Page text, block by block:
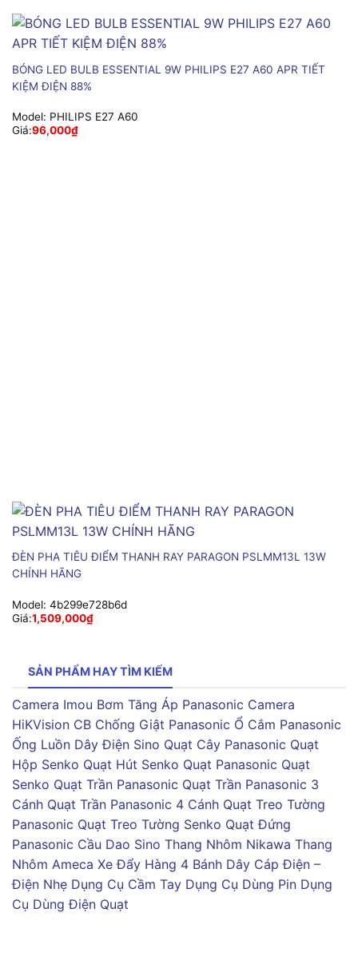
BÓNG LED BULB ESSENTIAL 9W PHILIPS E27 A60 APR TIẾT
KIỆM ĐIỆN 88%
Model: PHILIPS E27 A60
Giá:96,000₫
ĐÈN PHA TIÊU ĐIỂM THANH RAY PARAGON PSLMM13L 13W
CHÍNH HÃNG
Model: 4b299e728b6d
Giá:1,509,000₫
SẢN PHẨM HAY TÌM KIẾM
Camera Imou Bơm Tăng Áp Panasonic Camera
HiKVision CB Chống Giật Panasonic Ổ Cắm Panasonic
Ống Luồn Dây Điện Sino Quạt Cây Panasonic Quạt
Hộp Senko Quạt Hút Senko Quạt Panasonic Quạt
Senko Quạt Trần Panasonic Quạt Trần Panasonic 3
Cánh Quạt Trần Panasonic 4 Cánh Quạt Treo Tường
Panasonic Quạt Treo Tường Senko Quạt Đứng
Panasonic Cầu Dao Sino Thang Nhôm Nikawa Thang
Nhôm Ameca Xe Đẩy Hàng 4 Bánh Dây Cáp Điện –
Điện Nhẹ Dụng Cụ Cầm Tay Dụng Cụ Dùng Pin Dụng
Cụ Dùng Điện Quạt